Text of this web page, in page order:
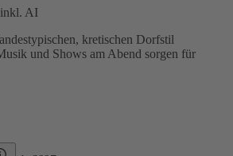
inkl. AI
kretischen Dorfstil
und Shows am Abend sorgen für